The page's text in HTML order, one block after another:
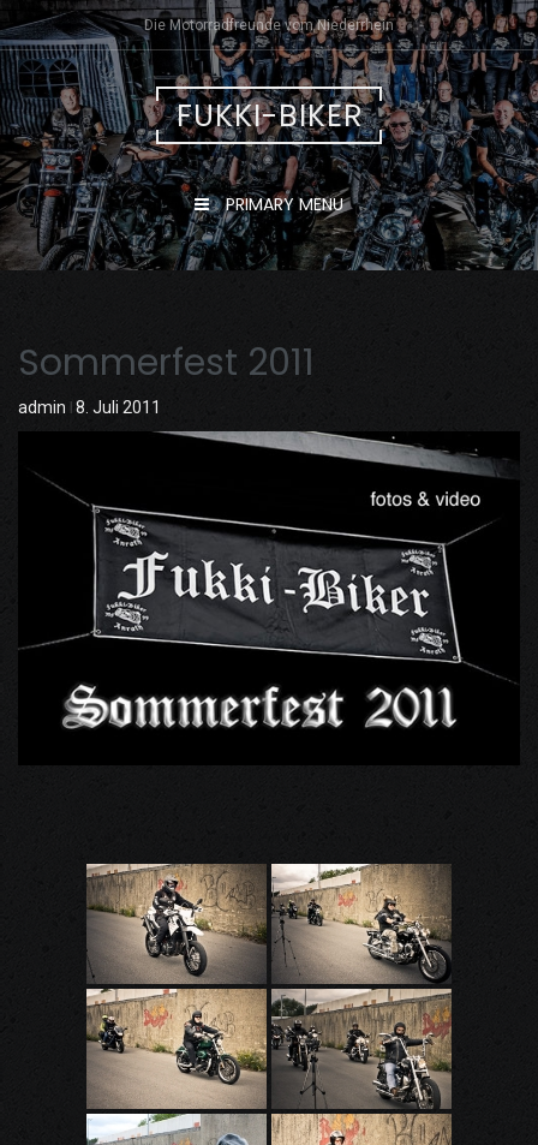
to
content
Die Motorradfreunde vom Niederrhein
FUKKI-BIKER
PRIMARY MENU
Sommerfest 2011
admin 8. Juli 2011